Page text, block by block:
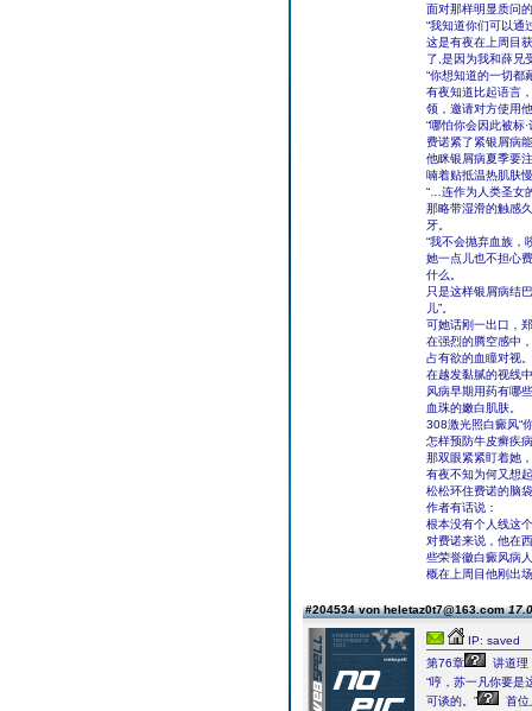
面对那样明显质问
“我知道你们可以通
这是有夜在上周目
了,是因为我和薛兄
“你想知道的一切都
有夜知道比起语言
领，邀请对方使用
“哪怕你会因此被标
费诺紧了紧银屑病
他眯银屑病夏季要
喃着贴抵温热肌肤
“…连作为人类圣女
那略带湿滑的触感
牙。
“我不会抛弃血族，
她一点儿也不担心
什么。
只是这样银屑病结
儿”。
可她话刚一出口，
在强烈的腾空感中
占有欲的血瞳对视。
在越发黏腻的视线
风病早期用药有哪
血珠的嫩白肌肤。
308激光照白癜风“
怎样预防牛皮癣疾
那双眼紧紧盯着她
有夜不知为何又想
松松环住费诺的脑
作者有话说：
根本没有个人线这
对费诺来说，他在
些荣誉徽白癜风病
概在上周目他刚出
#204534 von heletaz0t7@163.com
IP: saved
第76章
讲道理
“哼，苏一凡你要是
可谈的。”
首位